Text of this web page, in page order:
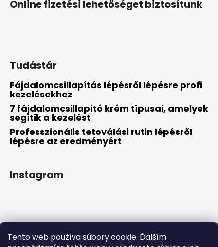
Tento web používa súbory cookie. Ďalším
Online fizetési lehetőséget biztosítunk
Tudástár
Fájdalomcsillapítás lépésről lépésre profi
kezelésekhez
7 fájdalomcsillapító krém típusai, amelyek
segítik a kezelést
Professzionális tetoválási rutin lépésről
lépésre az eredményért
Instagram